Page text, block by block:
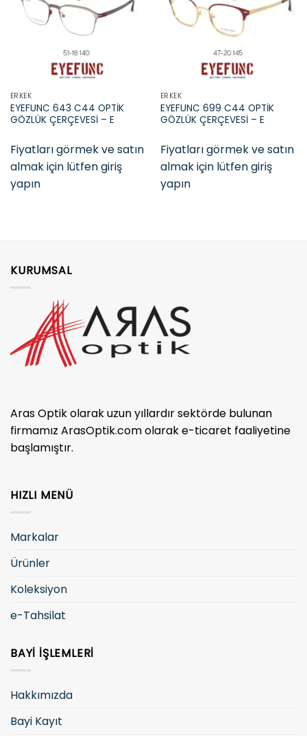
Add to
wishlist
ERKEK
EYEFUNC 643 C44 OPTİK
GÖZLÜK ÇERÇEVESİ – E
Fiyatları görmek ve satın
almak için lütfen giriş
yapın
Add to
ERKEK
EYEFUNC 699 C44 OPTİK
GÖZLÜK ÇERÇEVESİ – E
Fiyatları görmek ve satın
almak için lütfen giriş
yapın
KURUMSAL
Aras Optik olarak uzun yıllardır sektörde bulunan
firmamız ArasOptik.com olarak e-ticaret faaliyetine
başlamıştır.
HIZLI MENÜ
Markalar
Ürünler
Koleksiyon
e-Tahsilat
BAYI İŞLEMLERI
Hakkımızda
Bayi Kayıt